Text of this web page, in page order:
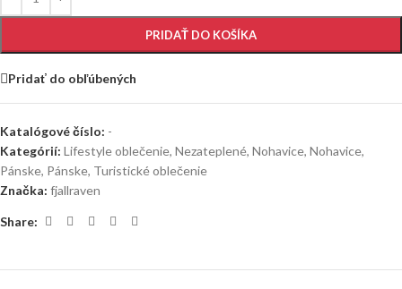
PRIDAŤ DO KOŠÍKA
Pridať do obľúbených
Katalógové číslo: -
Kategórií: Lifestyle oblečenie, Nezateplené, Nohavice, Nohavice,
Pánske, Pánske, Turistické oblečenie
Značka: fjallraven
Share: